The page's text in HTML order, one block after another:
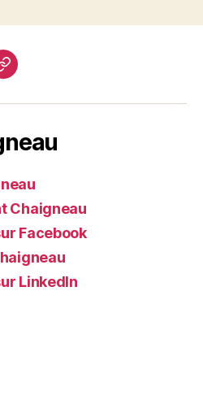
Site
Chaigneau
Facebook
LinkedIn